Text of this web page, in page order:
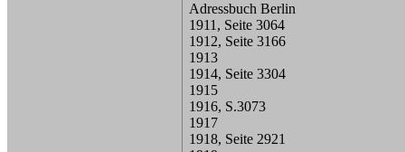
Adressbuch Berlin
1911, Seite 3064
1912, Seite 3166
1913
1914, Seite 3304
1915
1916, S.3073
1917
1918, Seite 2921